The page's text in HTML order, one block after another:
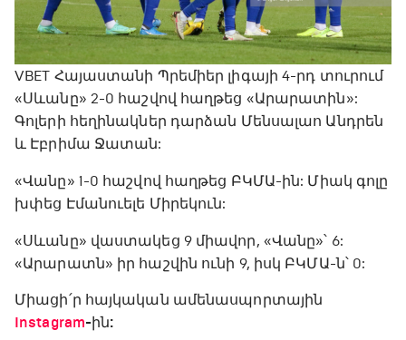
VBET Հայաստանի Պրեմիեր լիգայի 4-րդ տուրում
«Սևանը» 2-0 հաշվով հաղթեց «Արարատին»:
Գոլերի հեղինակներ դարձան Մենսալաո Անդրեն
և Էբրիմա Ջատան:
«Վանը» 1-0 հաշվով հաղթեց ԲԿՄԱ-ին: Միակ գոլը
խփեց Էմանուելե Միրեկուն:
«Սևանը» վաստակեց 9 միավոր, «Վանը»՝ 6:
«Արարատն» իր հաշվին ունի 9, իսկ ԲԿՄԱ-ն՝ 0:
Միացի՛ր հայկական ամենասպորտային
Instagram-ին: